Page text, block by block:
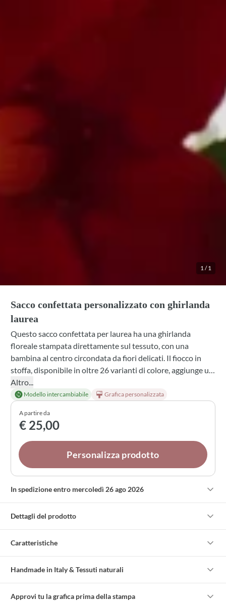
1/1
Sacco confettata personalizzato con ghirlanda
laurea
Questo sacco confettata per laurea ha una ghirlanda
floreale stampata direttamente sul tessuto, con una
bambina al centro circondata da fiori delicati. Il fiocco in
stoffa, disponibile in oltre 26 varianti di colore, aggiunge un
tocco di eleganza alla bomboniera. Scegli tra cotone bianco,
cotone avorio o puro lino panna per personalizzare
ulteriormente il tuo regalo. Un dettaglio artigianale che
trasforma ogni confetto in un ricordo speciale della festa
più importante.
Altro...
Modello intercambiabile Grafica personalizzata
A partire da
€ 25,00
Personalizza prodotto
In spedizione entro mercoledì 26 ago 2026
Dettagli del prodotto
Caratteristiche
Handmade in Italy & Tessuti naturali
Approvi tu la grafica prima della stampa